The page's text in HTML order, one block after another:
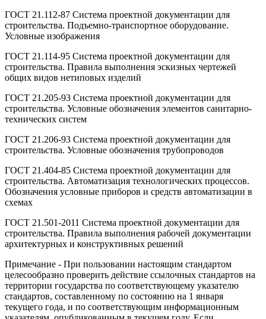
ГОСТ 21.112-87 Система проектной документации для
строительства. Подъемно-транспортное оборудование.
Условные изображения
ГОСТ 21.114-95 Система проектной документации для
строительства. Правила выполнения эскизных чертежей
общих видов нетиповых изделий
ГОСТ 21.205-93 Система проектной документации для
строительства. Условные обозначения элементов санитарно-
технических систем
ГОСТ 21.206-93 Система проектной документации для
строительства. Условные обозначения трубопроводов
ГОСТ 21.404-85 Система проектной документации для
строительства. Автоматизация технологических процессов.
Обозначения условные приборов и средств автоматизации в
схемах
ГОСТ 21.501-2011 Система проектной документации для
строительства. Правила выполнения рабочей документации
архитектурных и конструктивных решений
Примечание - При пользовании настоящим стандартом
целесообразно проверить действие ссылочных стандартов на
территории государства по соответствующему указателю
стандартов, составленному по состоянию на 1 января
текущего года, и по соответствующим информационным